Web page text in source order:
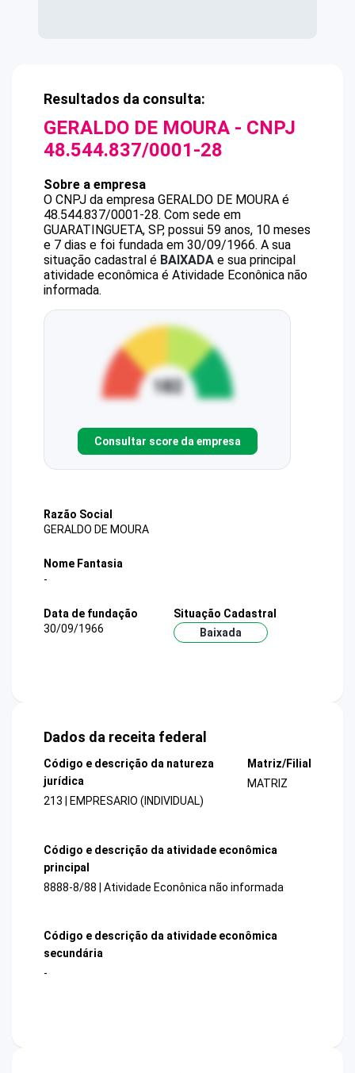
Resultados da consulta:
GERALDO DE MOURA - CNPJ
48.544.837/0001-28
Sobre a empresa
O CNPJ da empresa GERALDO DE MOURA é
48.544.837/0001-28. Com sede em
GUARATINGUETA, SP, possui 59 anos, 10 meses
e 7 dias e foi fundada em 30/09/1966. A sua
situação cadastral é BAIXADA e sua principal
atividade econômica é Atividade Econônica não
informada.
Consultar score da empresa
Razão Social
GERALDO DE MOURA
Nome Fantasia
-
Data de fundação
30/09/1966
Situação Cadastral
Baixada
Dados da receita federal
Código e descrição da natureza
jurídica
213 | EMPRESARIO (INDIVIDUAL)
Matriz/Filial
MATRIZ
Código e descrição da atividade econômica
principal
8888-8/88 | Atividade Econônica não informada
Código e descrição da atividade econômica
secundária
-